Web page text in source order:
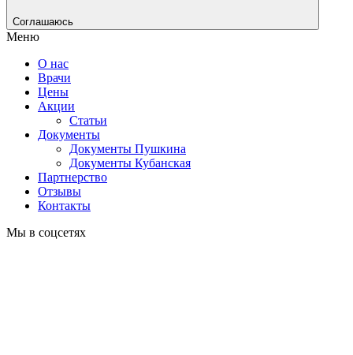
Соглашаюсь
Меню
О нас
Врачи
Цены
Акции
Статьи
Документы
Документы Пушкина
Документы Кубанская
Партнерство
Отзывы
Контакты
Мы в соцсетях